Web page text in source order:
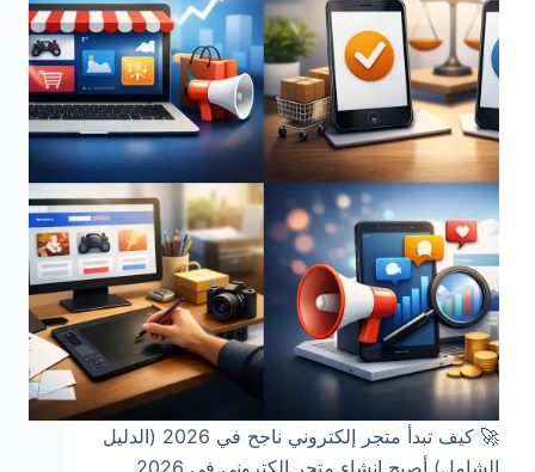
🚀 كيف تبدأ متجر إلكتروني ناجح في 2026 (الدليل
الشامل) أصبح إنشاء متجر إلكتروني في 2026